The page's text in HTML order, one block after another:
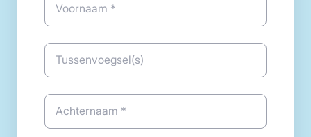
Voornaam *
Tussenvoegsel(s)
Achternaam *